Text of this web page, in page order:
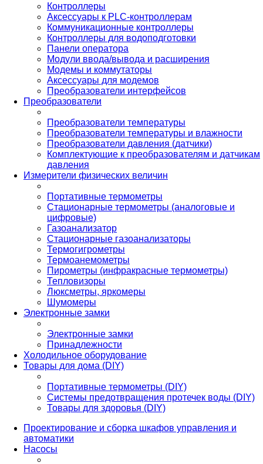
Контроллеры
Аксессуары к PLC-контроллерам
Коммуникационные контроллеры
Контроллеры для водоподготовки
Панели оператора
Модули ввода/вывода и расширения
Модемы и коммутаторы
Аксессуары для модемов
Преобразователи интерфейсов
Преобразователи
Преобразователи температуры
Преобразователи температуры и влажности
Преобразователи давления (датчики)
Комплектующие к преобразователям и датчикам
давления
Измерители физических величин
Портативные термометры
Стационарные термометры (аналоговые и
цифровые)
Газоанализатор
Стационарные газоанализаторы
Термогигрометры
Термоанемометры
Пирометры (инфракрасные термометры)
Тепловизоры
Люксметры, яркомеры
Шумомеры
Электронные замки
Электронные замки
Принадлежности
Холодильное оборудование
Товары для дома (DIY)
Портативные термометры (DIY)
Системы предотвращения протечек воды (DIY)
Товары для здоровья (DIY)
Проектирование и сборка шкафов управления и
автоматики
Насосы